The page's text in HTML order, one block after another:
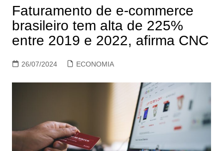
Faturamento de e-commerce
brasileiro tem alta de 225%
entre 2019 e 2022, afirma CNC
26/07/2024 ECONOMIA